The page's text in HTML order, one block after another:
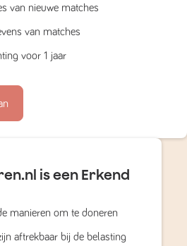
van nieuwe matches
van matches
voor 1 jaar
is een Erkend
manieren om te doneren
aftrekbaar bij de belasting